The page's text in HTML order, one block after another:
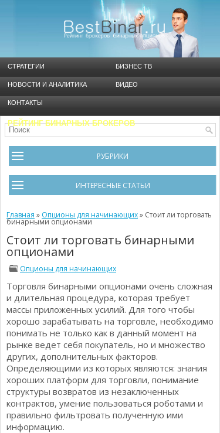
СТРАТЕГИИ БИЗНЕС ТВ
НОВОСТИ И АНАЛИТИКА ВИДЕО
КОНТАКТЫ
РЕЙТИНГ БИНАРНЫХ БРОКЕРОВ
РУБРИКИ
Брокеры
Видео
Инструменты
Общая информация
Определения
Опционы для начинающих
Стратегии
Торговля Kриптовалютой
ИНТЕРЕСНЫЕ СТАТЬИ
Черный список брокеров
Ошибки в бинарном трейдинге
Психологии трейдинга
Отзывы о бинарных опционах
Стратегии бинарных опционов
Добавить брокера в рейтинг
Главная » Опционы для начинающих» Стоит ли торговать
бинарными опционами
Стоит ли торговать бинарными
опционами
Опционы для начинающих
Торговля бинарными опционами очень сложная
и длительная процедура, которая требует
массы приложенных усилий. Для того чтобы
хорошо зарабатывать на торговле, необходимо
понимать не только как в данный момент на
рынке ведет себя покупатель, но и множество
других, дополнительных факторов.
Определяющими из которых являются: знания
хороших платформ для торговли, понимание
структуры возвратов из незаключенных
контрактов, умение пользоваться роботами и
правильно фильтровать полученную ими
информацию.